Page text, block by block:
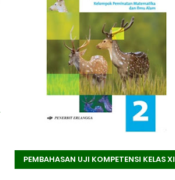
PEMBAHASAN UJI KOMPETENSI KELAS XI